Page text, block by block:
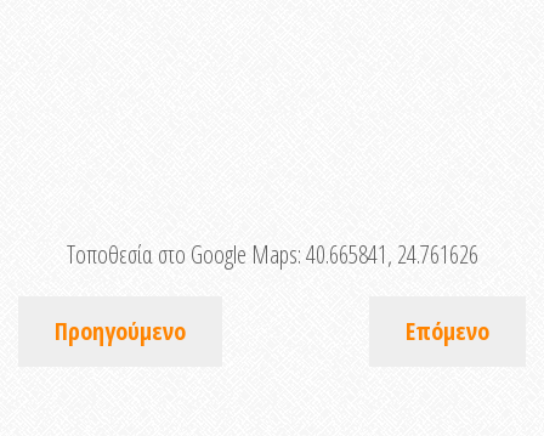
Τοποθεσία στο Google Maps:40.665841, 24.761626
Προηγούμενο Επόμενο